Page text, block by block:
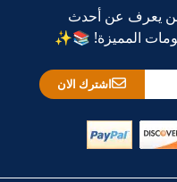
من يعرف عن أحدث
المميزة! 📚✨
اشترك الان